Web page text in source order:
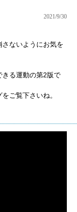
2021/9/30
ないようにお気を
る運動の第2版で
ご覧下さいね。